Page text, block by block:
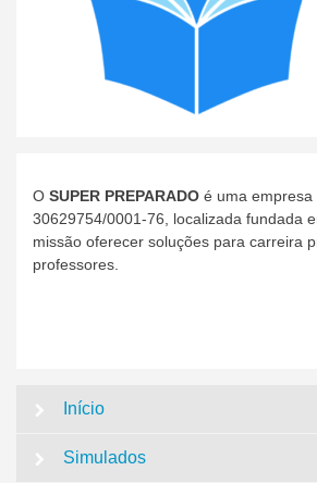
O SUPER PREPARADO é uma empresa
30629754/0001-76, localizada fundada
missão oferecer soluções para carreira
professores.
Início
Simulados